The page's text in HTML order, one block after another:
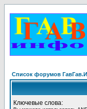
Список форумов
Ключевые слова: